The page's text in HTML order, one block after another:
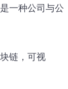
一种公司与公
链，可视